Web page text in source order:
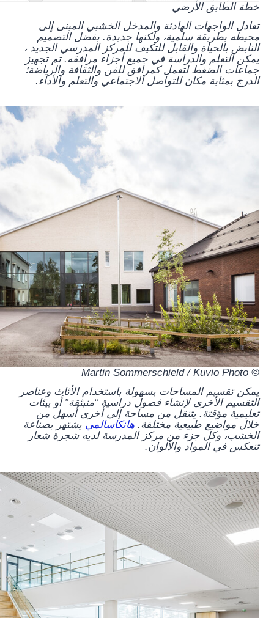
خطة الطابق الأرضي
تعادل الواجهات الهادئة والمدخل الخشبي المبنى إلى
محيطه بطريقة سلمية، ولكنها جديدة. بفضل التصميم
النابض بالحياة والقابل للتكيف للمركز المدرسي الجديد ،
يمكن التعلم والدراسة في جميع أجزاء مرافقه. تم تجهيز
جماعات الضغط لتعمل كمرافق للفن والثقافة والرياضة؛
الدرج بمثابة مكان للتواصل الاجتماعي والتعلم والأداء.
© Martin Sommerschield / Kuvio Photo
يمكن تقسيم المساحات بسهولة باستخدام الأثاث وعناصر
التقسيم الأخرى لإنشاء فصول دراسية “منبثقة” أو بيئات
تعليمية مؤقتة. يتنقل من مساحة إلى أخرى أسهل من
خلال مواضيع طبيعية مختلفة. هانكاسالمي يشتهر بصناعة
الخشب، وكل جزء من مركز المدرسة لديه شجرة شعار
تنعكس في المواد والألوان.